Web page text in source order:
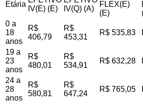
Etária
IV(E) (E)
IV(Q) (A)
FLEX(E)
(E)
0 a
18
anos
R$
406,79
R$
453,31
R$ 535,83
19 a
23
anos
R$
480,01
R$
534,91
R$ 632,28
24 a
28
anos
R$
580,81
R$
647,24
R$ 765,05